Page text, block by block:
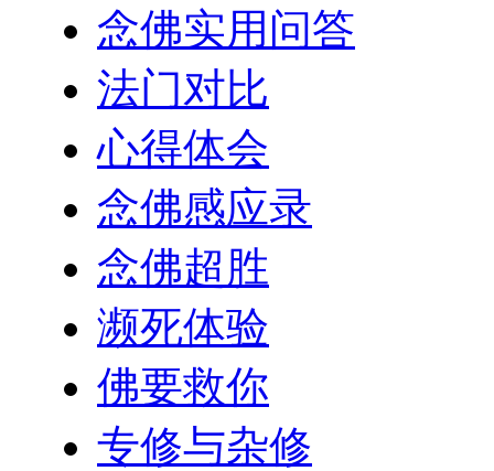
念佛实用问答
法门对比
心得体会
念佛感应录
念佛超胜
濒死体验
佛要救你
专修与杂修